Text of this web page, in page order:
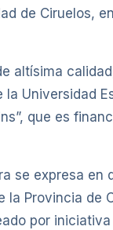
de Ciruelos,
altísima
la Universidad
que es
se expresa en
la Provincia de
por